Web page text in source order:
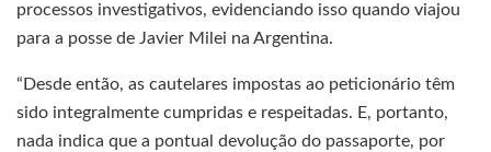
processos investigativos, evidenciando isso quando viajou
para a posse de Javier Milei na Argentina.
“Desde então, as cautelares impostas ao peticionário têm
sido integralmente cumpridas e respeitadas. E, portanto,
nada indica que a pontual devolução do passaporte, por